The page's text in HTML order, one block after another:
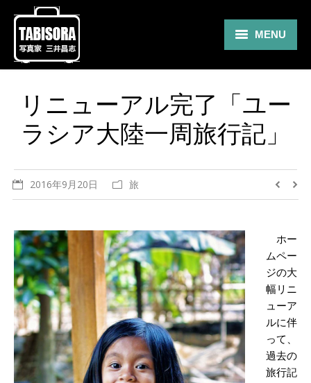
MENU
Gallery
Travel
About
Blog
Shop
Contact
リニューアル完了「ユー
ラシア大陸一周旅行記」
2016年9月20日 旅
ホー
ムペー
ジの大
幅リニ
ューア
ルに伴
って、
過去の
旅行記